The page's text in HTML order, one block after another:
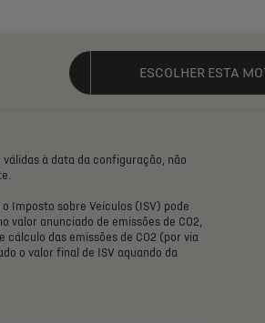
ESCOLHER ESTA
válidas à data da configuração, não
o Imposto sobre Veículos (ISV) pode
valor anunciado de emissões de CO2,
cálculo das emissões de CO2 (por via
o valor final de ISV aquando da